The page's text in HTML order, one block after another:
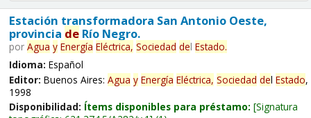
Estación transformadora San Antonio Oeste,
provincia deRío Negro.
por Agua y Energía Eléctrica, Sociedad del Estado.
Idioma: Español
Editor: Buenos Aires: Agua y Energía Eléctrica, Sociedad del Estado,
1998
Disponibilidad: Ítems disponibles para préstamo: Signatura